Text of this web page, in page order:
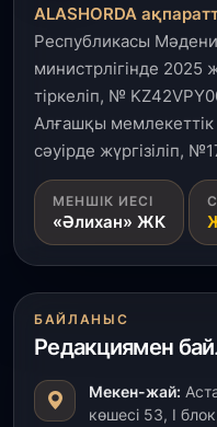
пайдалануға берілді
3 тамыз, 2026
Қызылордада 300
Президенттік
салынып жатыр
1 тамыз, 2026
Кинопоиск
танымал онлайн-
Ақмола
ұстаздар «Әділет»
айтты
31 шілде, 2026
ALASHORDA
Республикасы
министрлігінде
тіркеліп, №
Алғашқы мемлекеттік
сәуірде жүргізіліп,
МЕНШІК ИЕСІ
«Әлихан» ЖК
БАЙЛАНЫС
Редакциямен
Мекен-жай:
көшесі 53, І